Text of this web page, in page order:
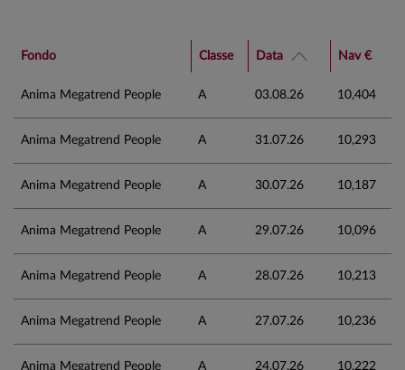
Fondo Classe Data Nav €
Anima Megatrend People A 03.08.26 10,404
Anima Megatrend People A 31.07.26 10,293
Anima Megatrend People A 30.07.26 10,187
Anima Megatrend People A 29.07.26 10,096
Anima Megatrend People A 28.07.26 10,213
Anima Megatrend People A 27.07.26 10,236
Anima Megatrend People A 24.07.26 10,222